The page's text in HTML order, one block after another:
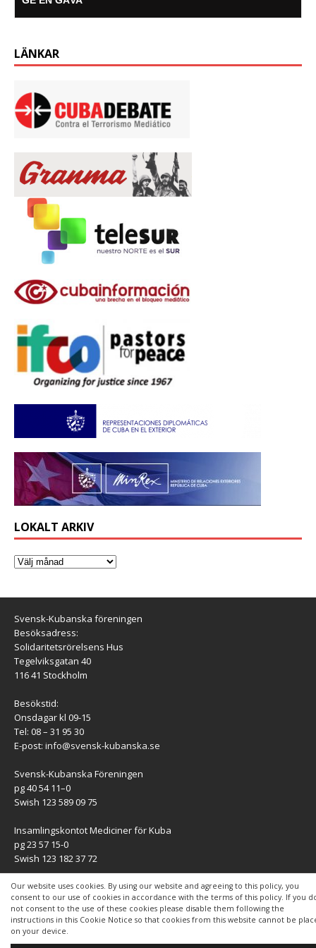
Our website uses cookies. By using our website and agreeing to this policy, you
consent to our use of cookies in accordance with the terms of this policy. If you
not consent to the use of these cookies please disable them following the
instructions in this Cookie Notice so that cookies from this website cannot be
on your device.
LÄNKAR
LOKALT ARKIV
Svensk-Kubanska föreningen
Besöksadress:
Solidaritetsrörelsens Hus
Tegelviksgatan 40
116 41 Stockholm
Besökstid:
Onsdagar kl 09-15
Tel: 08 – 31 95 30
E-post: info@svensk-kubanska.se
Svensk-Kubanska Föreningen
pg 40 54 11–0
Swish 123 589 09 75
Insamlingskontot Mediciner för Kuba
pg 23 57 15-0
Swish 123 182 37 72
KONTAKT
Kontaktuppgifter